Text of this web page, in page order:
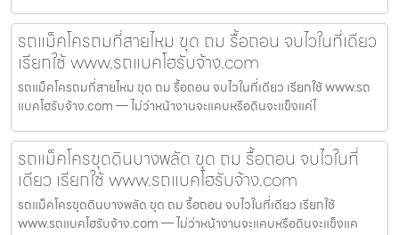
รถแม็คโครถมที่สายไหม ขุด ถม รื้อถอน จบไวในที่เดียว
เรียกใช้ www.รถแบคโฮรับจ้าง.com
รถแม็คโครถมที่สายไหม ขุด ถม รื้อถอน จบไวในที่เดียว เรียกใช้ www.รถ
แบคโฮรับจ้าง.com — ไม่ว่าหน้างานจะแคบหรือดินจะแข็งแค่ไ
รถแม็คโครขุดดินบางพลัด ขุด ถม รื้อถอน จบไวในที่
เดียว เรียกใช้ www.รถแบคโฮรับจ้าง.com
รถแม็คโครขุดดินบางพลัด ขุด ถม รื้อถอน จบไวในที่เดียว เรียกใช้
www.รถแบคโฮรับจ้าง.com — ไม่ว่าหน้างานจะแคบหรือดินจะแข็งแค